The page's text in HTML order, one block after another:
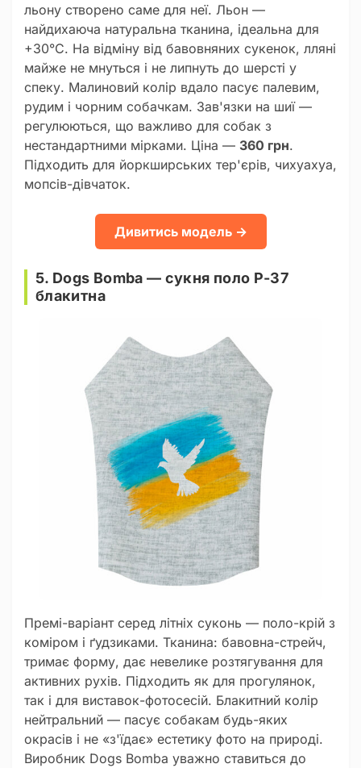
льону створено саме для неї. Льон —
найдихаюча натуральна тканина, ідеальна для
+30°C. На відміну від бавовняних сукенок, лляні
майже не мнуться і не липнуть до шерсті у
спеку. Малиновий колір вдало пасує палевим,
рудим і чорним собачкам. Зав'язки на шиї —
регулюються, що важливо для собак з
нестандартними мірками. Ціна — 360 грн.
Підходить для йоркширських тер'єрів, чихуахуа,
мопсів-дівчаток.
Дивитись модель →
5. Dogs Bomba — сукня поло P-37
блакитна
Премі-варіант серед літніх суконь — поло-крій з
коміром і ґудзиками. Тканина: бавовна-стрейч,
тримає форму, дає невелике розтягування для
активних рухів. Підходить як для прогулянок,
так і для виставок-фотосесій. Блакитний колір
нейтральний — пасує собакам будь-яких
окрасів і не «з'їдає» естетику фото на природі.
Виробник Dogs Bomba уважно ставиться до